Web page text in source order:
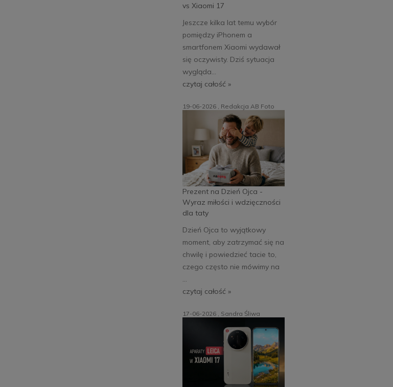
vs Xiaomi 17
Jeszcze kilka lat temu wybór
pomiędzy iPhonem a
smartfonem Xiaomi wydawał
się oczywisty. Dziś sytuacja
wygląda...
czytaj całość »
Prezent na Dzień Ojca -
Wyraz miłości i wdzięczności
dla taty
19-06-2026 , Redakcja AB Foto
Dzień Ojca to wyjątkowy
moment, aby zatrzymać się na
chwilę i powiedzieć tacie to,
czego często nie mówimy na
...
czytaj całość »
17-06-2026 , Sandra Śliwa